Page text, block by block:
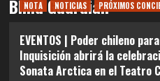
Blind Guardian
NOTA NOTICIAS PRÓXIMOS
EVENTOS | Poder chileno
Inquisición abrirá la
Sonata Arctica en el Teatro